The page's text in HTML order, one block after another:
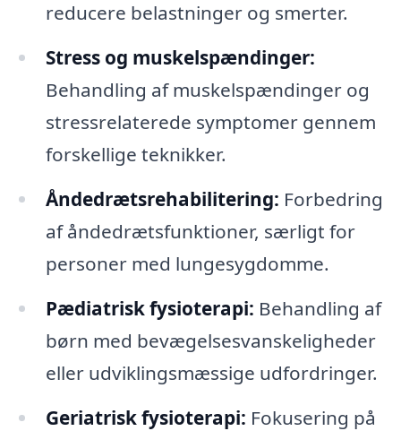
reducere belastninger og smerter.
Stress og muskelspændinger:
Behandling af muskelspændinger og
stressrelaterede symptomer gennem
forskellige teknikker.
Åndedrætsrehabilitering: Forbedring
af åndedrætsfunktioner, særligt for
personer med lungesygdomme.
Pædiatrisk fysioterapi: Behandling af
børn med bevægelsesvanskeligheder
eller udviklingsmæssige udfordringer.
Geriatrisk fysioterapi: Fokusering på